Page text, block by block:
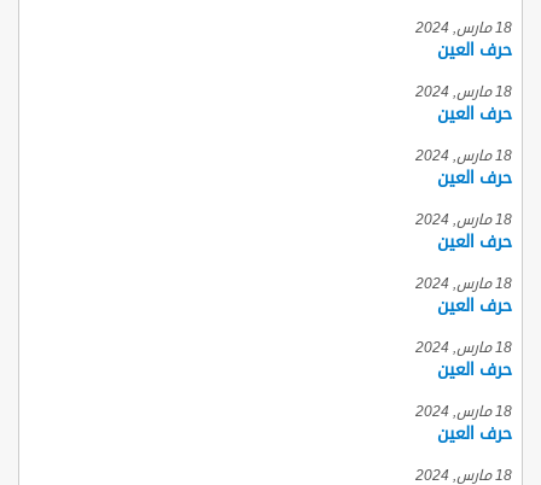
18 مارس, 2024
حرف العين
18 مارس, 2024
حرف العين
18 مارس, 2024
حرف العين
18 مارس, 2024
حرف العين
18 مارس, 2024
حرف العين
18 مارس, 2024
حرف العين
18 مارس, 2024
حرف العين
18 مارس, 2024